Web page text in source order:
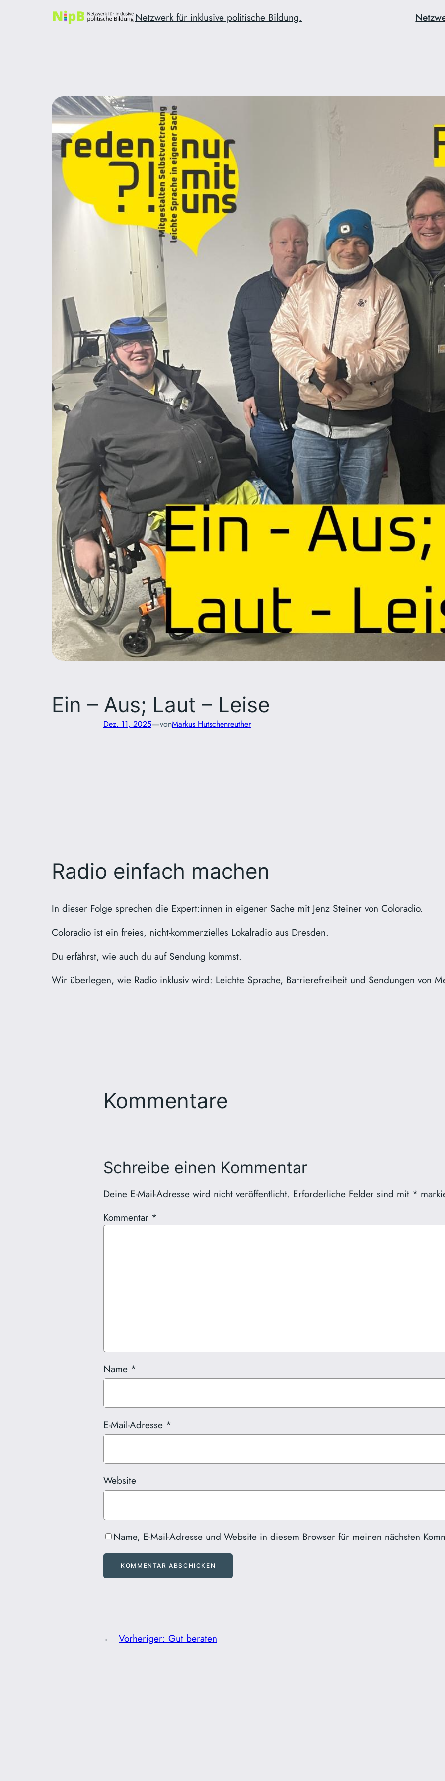
Netzwerk für inklusive politische Bildung.
Ein – Aus; Laut – Leise
Dez. 11, 2025—vonMarkus Hutschenreuther
Radio einfach machen
In dieser Folge sprechen die Expert:innen in eigener Sache mit Jenz Steiner von Coloradio.
Coloradio ist ein freies, nicht-kommerzielles Lokalradio aus Dresden.
Du erfährst, wie auch du auf Sendung kommst.
Wir überlegen, wie Radio inklusiv wird: Leichte Sprache, Barrierefreiheit und Sendungen von
Kommentare
Schreibe einen Kommentar
Deine E-Mail-Adresse wird nicht veröffentlicht. Erforderliche Felder sind mit *
Kommentar *
Name *
E-Mail-Adresse *
Website
Name, E-Mail-Adresse und Website in diesem Browser für meinen nächsten
← Vorheriger: Gut beraten